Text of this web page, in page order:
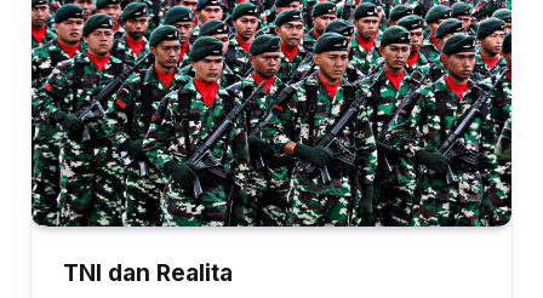
TNI dan Realita